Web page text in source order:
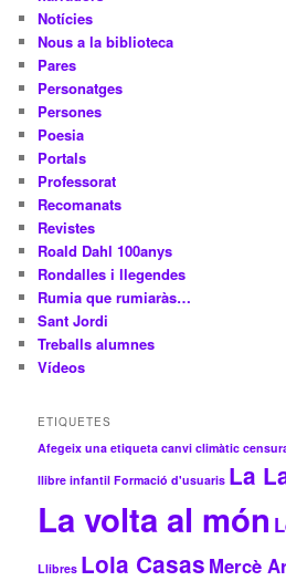
Notícies
Nous a la biblioteca
Pares
Personatges
Persones
Poesia
Portals
Professorat
Recomanats
Revistes
Roald Dahl 100anys
Rondalles i llegendes
Rumia que rumiaràs…
Sant Jordi
Treballs alumnes
Vídeos
ETIQUETES
Afegeix una etiqueta canvi climàtic
llibre infantil Formació d'usuaris La
La volta al món
Llibres Lola Casas Mercè